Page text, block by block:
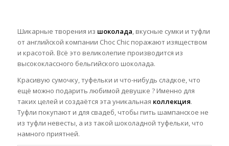
Шикарные творения из шоколада, вкусные сумки и туфли
от английской компании Choc Chic поражают изяществом
и красотой. Всё это великолепие производится из
высококлассного бельгийского шоколада.
Красивую сумочку, туфельки и что-нибудь сладкое, что
ещё можно подарить любимой девушке ? Именно для
таких целей и создаётся эта уникальная коллекция.
Туфли покупают и для свадеб, чтобы пить шампанское не
из туфли невесты, а из такой шоколадной туфельки, что
намного приятней.